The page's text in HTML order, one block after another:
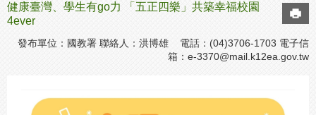
健康臺灣、學生有go力 「五正四樂」共築幸福校園
4ever
發布單位：國教署 聯絡人：洪博雄 電話：(04)3706-1703 電子信
箱： e-3370@mail.k12ea.gov.tw